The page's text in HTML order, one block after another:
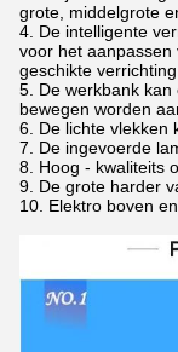
grote, middelgrote
4. De intelligente
voor het
geschikte verrichting.
5. De werkbank
bewegen worden
6. De lichte vlekken
7. De ingevoerde
8. Hoog - kwaliteits
9. De grote harder
10. Elektro boven